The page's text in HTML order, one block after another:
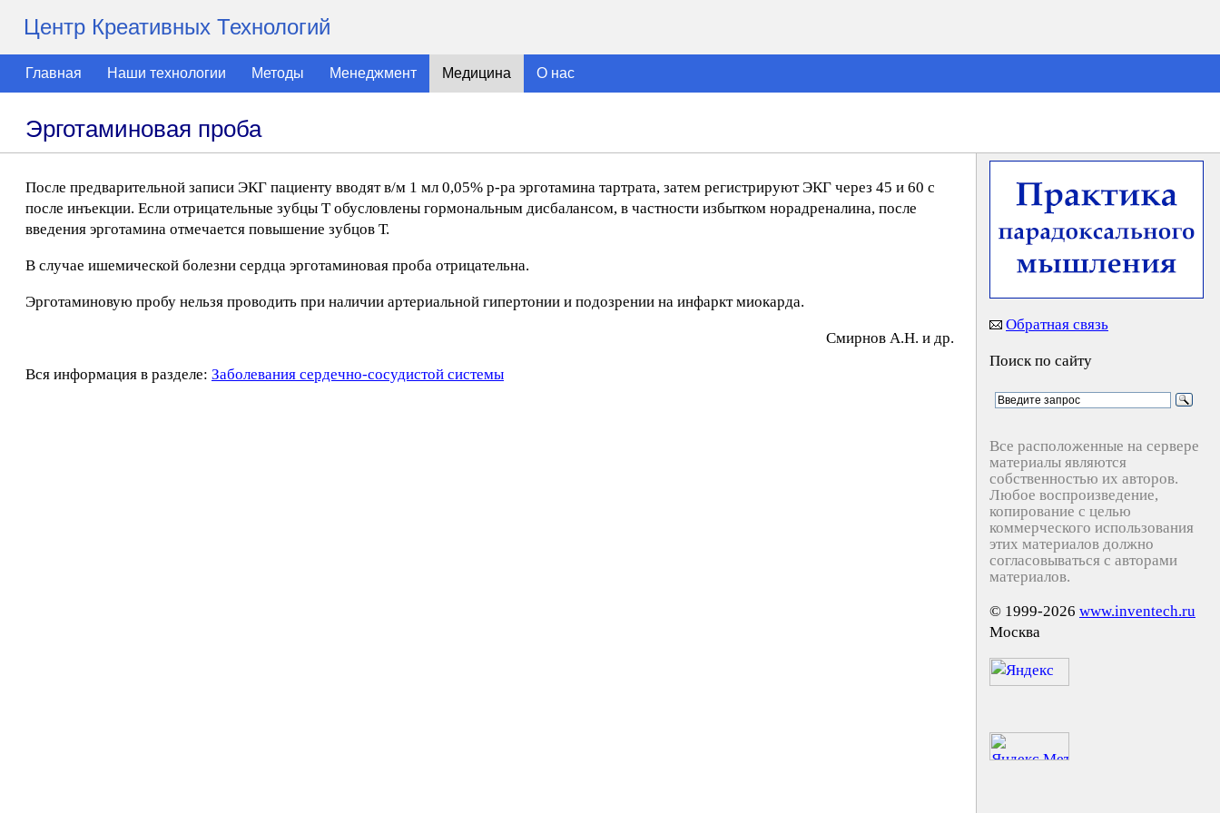
Центр Креативных Технологий
Главная Наши технологии Методы Менеджмент Медицина О нас
Эрготаминовая проба
После предварительной записи ЭКГ пациенту вводят в/м 1 мл 0,05% р-ра эрготамина тартрата, затем регистрируют ЭКГ через 45 и 60 с
после инъекции. Если отрицательные зубцы Т обусловлены гормональным дисбалансом, в частности избытком норадреналина, после
введения эрготамина отмечается повышение зубцов Т.
В случае ишемической болезни сердца эрготаминовая проба отрицательна.
Эрготаминовую пробу нельзя проводить при наличии артериальной гипертонии и подозрении на инфаркт миокарда.
Cмиpнoв A.Н. и др.
Вся информация в разделе: Заболевания сердечно-сосудистой системы
Обратная связь
Поиск по сайту
Все расположенные на сервере
материалы являются
собственностью их авторов.
Любое воспроизведение,
копирование с целью
коммерческого использования
этих материалов должно
согласовываться с авторами
материалов.
© 1999-2026 www.inventech.ru
Москва